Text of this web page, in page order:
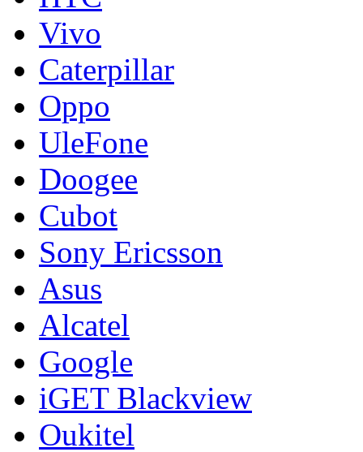
Vivo
Caterpillar
Oppo
UleFone
Doogee
Cubot
Sony Ericsson
Asus
Alcatel
Google
iGET Blackview
Oukitel